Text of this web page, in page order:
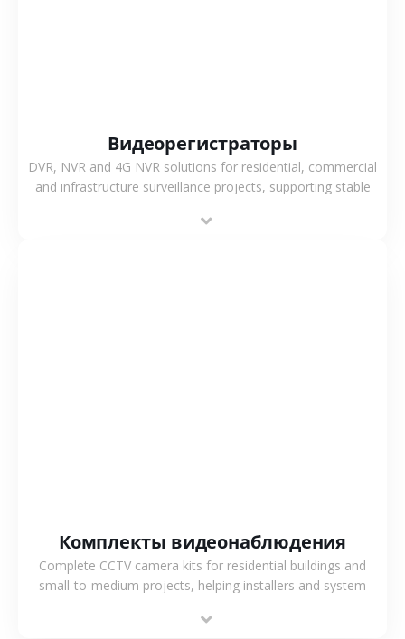
Видеорегистраторы
DVR, NVR and 4G NVR solutions for residential, commercial
and infrastructure surveillance projects, supporting stable
Комплекты видеонаблюдения
Complete CCTV camera kits for residential buildings and
small-to-medium projects, helping installers and system